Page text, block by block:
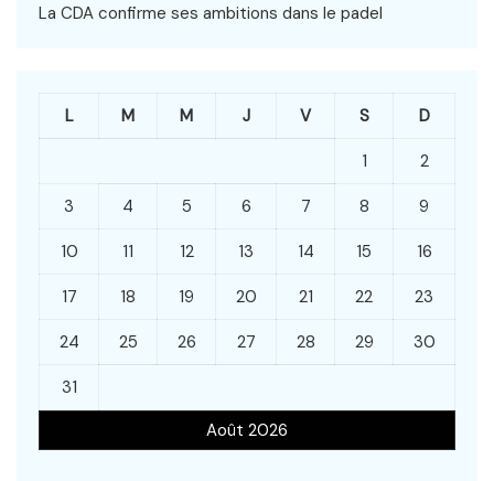
La CDA confirme ses ambitions dans le padel
Août 2026
L M M J V S D
1 2
3 4 5 6 7 8 9
10 11 12 13 14 15 16
17 18 19 20 21 22 23
24 25 26 27 28 29 30
31